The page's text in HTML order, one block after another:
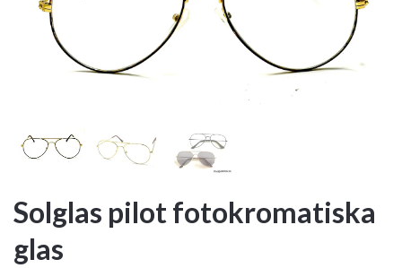
Solglas pilot fotokromatiska
glas